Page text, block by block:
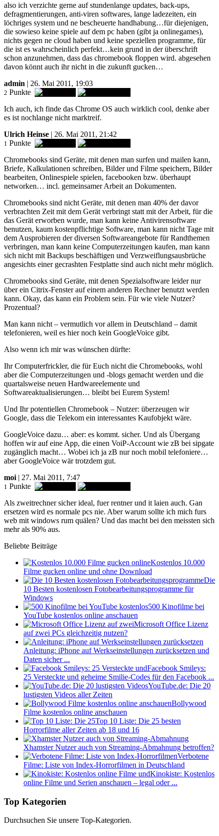
also ich verzichte gerne auf stundenlange updates, back-ups,
defragmentierungen, anti-viren softwares, lange ladezeiten, ein
löchriges system und ne bescheuerte handhabung…für diejenigen,
die sowieso keine spiele auf dem pc haben (gibt ja onlinegames),
nichts gegen ne cloud haben und keine speziellen programme, für
die ist es wahrscheinlich perfekt…kein grund in der überschrift
schon anzunehmen, dass das chromebook floppen wird. abgesehen
davon könnt auch ihr nicht in die zukunft gucken…
admin | 26. Mai 2011, 19:03
2 Punkte
Ich auch, ich finde das Chrome OS auch wirklich cool, denke aber
es ist nochlange nicht marktreif.
Ulrich Heinse | 26. Mai 2011, 21:42
1 Punkte
Chromebooks sind Geräte, mit denen man surfen und mailen kann,
Briefe, Kalkulationen schreiben, Bilder und Filme speichern, Bilder
bearbeiten, Onlinespiele spielen, facebooken bzw. überhaupt
networken… incl. gemeinsamer Arbeit an Dokumenten.
Chromebooks sind nicht Geräte, mit denen man 40% der davor
verbrachten Zeit mit dem Gerät verbringt statt mit der Arbeit, für die
das Gerät erworben wurde, man kann keine Antivirensoftware
benutzen, kaum kostenpflichtige Software, man kann nicht Tage mit
dem Ausprobieren der diversen Softwareangebote für Randthemen
verbringen, man kann keine Computerzeitungen kaufen, man kann
sich nicht mit Backups beschäftigen und Verzweiflungsausbrüche
angesichts einer gecrashten Festplatte sind auch nicht mehr möglich.
Chromebooks sind Geräte, mit denen Spezialsoftware leider nur
über ein Citrix-Fenster auf einem anderen Rechner benutzt werden
kann. Okay, das kann ein Problem sein. Für wie viele Nutzer?
Prozentual?
Man kann nicht – vermutlich vor allem in Deutschland – damit
telefonieren, weil es hier noch kein GoogleVoice gibt.
Also wenn ich mir was wünschen dürfte:
Ihr Computerfrickler, die für Euch nicht die Chromebooks, wohl
aber die Computerzeitungen und -blogs gemacht werden und die
quartalsweise neuen Hardwareelemente und
Softwareaktualisierungen… bleibt bei Eurem System!
Und Ihr potentiellen Chromebook – Nutzer: überzeugen wir
Google, dass die Telekom ein interessantes Kaufobjekt wäre.
GoogleVoice dazu… aber: es kommt. sicher. Und als Übergang
hoffen wir auf eine App, die einen VoiP-Account wie zB bei sipgate
zugänglich macht… Wobei ich ja zB nur noch mobil telefoniere…
aber GoogleVoice wär trotzdem gut.
moi | 27. Mai 2011, 7:47
1 Punkte
Als zweitrechner sicher ideal, fuer rentner und it laien auch. Gan
ersetzen wird es normale pcs nie. Aber warum sollte ich mich furs
web mit windows rum quälen? Und das macht bei den meissten sich
mehr als 90% aus.
Beliebte Beiträge
Kostenlos 10.000
Filme gucken online und ohne Download
Die
10 Besten kostenlosen Fotobearbeitungsprogramme für
Windows
500 Kinofilme bei
YouTube kostenlos online anschauen
Microsoft Office Lizenz
auf zwei PCs gleichzeitig nutzen?
Anleitung: iPhone auf Werkseinstellungen zurücksetzen und
Daten sicher ...
Facebook Smileys:
25 Versteckte und geheime Smilie-Codes für den Facebook ...
YouTube.de: Die 20
lustigsten Videos aller Zeiten
Bollywood
Filme kostenlos online anschauen
Top 10 Liste: Die 25 besten
Horrorfilme aller Zeiten ab 18 und 16
Xhamster Nutzer auch von Streaming-Abmahnung betroffen?
Verbotene
Filme: Liste von Index-Horrorfilmen in Deutschland
Kinokiste: Kostenlos
online Filme und Serien anschauen – legal oder ...
Top Kategorien
Durchsuchen Sie unsere Top-Kategorien.